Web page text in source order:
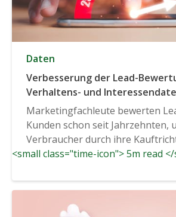
Daten
Verbesserung der Lead-
Verhaltens- und
Marketingfachleute bewerten
Kunden schon seit Jahrzehnten,
Verbraucher durch ihre
führen....
<small class="time-icon"> 5m read